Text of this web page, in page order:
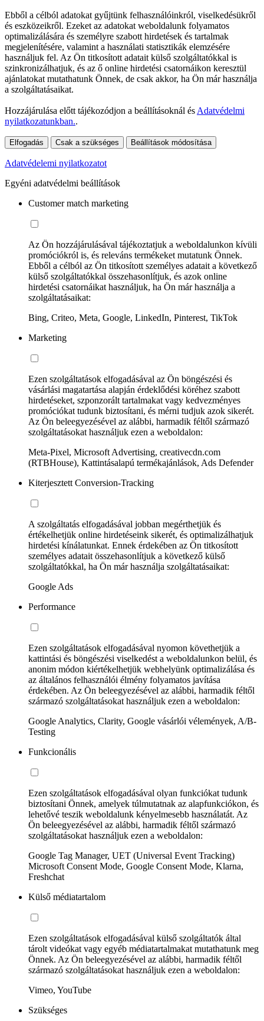
Ebből a célból adatokat gyűjtünk felhasználóinkról, viselkedésükről
és eszközeikről. Ezeket az adatokat weboldalunk folyamatos
optimalizálására és személyre szabott hirdetések és tartalmak
megjelenítésére, valamint a használati statisztikák elemzésére
használjuk fel. Az Ön titkosított adatait külső szolgáltatókkal is
szinkronizálhatjuk, és az ő online hirdetési csatornáikon keresztül
ajánlatokat mutathatunk Önnek, de csak akkor, ha Ön már használja
a szolgáltatásaikat.
Hozzájárulása előtt tájékozódjon a beállításoknál és Adatvédelmi
nyilatkozatunkban..
Elfogadás Csak a szükséges Beállítások módosítása
Adatvédelemi nyilatkozatot
Egyéni adatvédelmi beállítások
Customer match marketing
Az Ön hozzájárulásával tájékoztatjuk a weboldalunkon kívüli
promóciókról is, és releváns termékeket mutatunk Önnek.
Ebből a célból az Ön titkosított személyes adatait a következő
külső szolgáltatókkal összehasonlítjuk, és azok online
hirdetési csatornáikat használjuk, ha Ön már használja a
szolgáltatásaikat:
Bing, Criteo, Meta, Google, LinkedIn, Pinterest, TikTok
Marketing
Ezen szolgáltatások elfogadásával az Ön böngészési és
vásárlási magatartása alapján érdeklődési köréhez szabott
hirdetéseket, szponzorált tartalmakat vagy kedvezményes
promóciókat tudunk biztosítani, és mérni tudjuk azok sikerét.
Az Ön beleegyezésével az alábbi, harmadik féltől származó
szolgáltatásokat használjuk ezen a weboldalon:
Meta-Pixel, Microsoft Advertising, creativecdn.com
(RTBHouse), Kattintásalapú termékajánlások, Ads Defender
Kiterjesztett Conversion-Tracking
A szolgáltatás elfogadásával jobban megérthetjük és
értékelhetjük online hirdetéseink sikerét, és optimalizálhatjuk
hirdetési kínálatunkat. Ennek érdekében az Ön titkosított
személyes adatait összehasonlítjuk a következő külső
szolgáltatókkal, ha Ön már használja szolgáltatásaikat:
Google Ads
Performance
Ezen szolgáltatások elfogadásával nyomon követhetjük a
kattintási és böngészési viselkedést a weboldalunkon belül, és
anonim módon kiértékelhetjük webhelyünk optimalizálása és
az általános felhasználói élmény folyamatos javítása
érdekében. Az Ön beleegyezésével az alábbi, harmadik féltől
származó szolgáltatásokat használjuk ezen a weboldalon:
Google Analytics, Clarity, Google vásárlói vélemények, A/B-
Testing
Funkcionális
Ezen szolgáltatások elfogadásával olyan funkciókat tudunk
biztosítani Önnek, amelyek túlmutatnak az alapfunkciókon, és
lehetővé teszik weboldalunk kényelmesebb használatát. Az
Ön beleegyezésével az alábbi, harmadik féltől származó
szolgáltatásokat használjuk ezen a weboldalon:
Google Tag Manager, UET (Universal Event Tracking)
Microsoft Consent Mode, Google Consent Mode, Klarna,
Freshchat
Külső médiatartalom
Ezen szolgáltatások elfogadásával külső szolgáltatók által
tárolt videókat vagy egyéb médiatartalmakat mutathatunk meg
Önnek. Az Ön beleegyezésével az alábbi, harmadik féltől
származó szolgáltatásokat használjuk ezen a weboldalon:
Vimeo, YouTube
Szükséges